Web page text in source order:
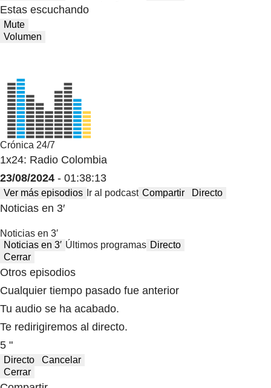
Estas escuchando
Mute
Volumen
Crónica 24/7
1x24: Radio Colombia
23/08/2024 - 01:38:13
Ver más episodios Ir al podcast Compartir Directo
Noticias en 3′
Noticias en 3′
Noticias en 3′ Últimos programas Directo
Cerrar
Otros episodios
Cualquier tiempo pasado fue anterior
Tu audio se ha acabado.
Te redirigiremos al directo.
5 "
Directo
Cancelar
Cerrar